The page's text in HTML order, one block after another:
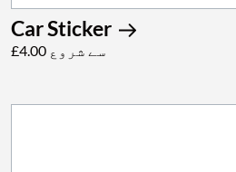
Car Sticker
£4.00 سے شروع